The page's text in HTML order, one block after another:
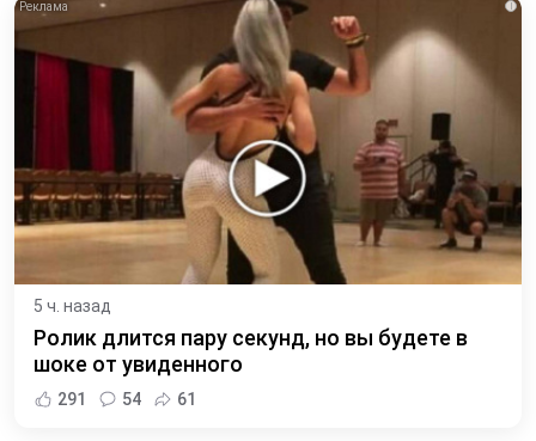
i
5 ч. назад
Ролик длится пару секунд, но вы будете в
шоке от увиденного
291 54 61